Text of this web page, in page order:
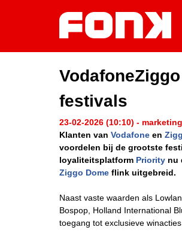
festivals
23-02-2026 (10:10) - marketing
Klanten van Vodafone en
voordelen bij de grootste
loyaliteitsplatform Priority nu
Ziggo Dome flink uitgebreid.
Naast vaste waarden als
Bospop, Holland International
toegang tot exclusieve